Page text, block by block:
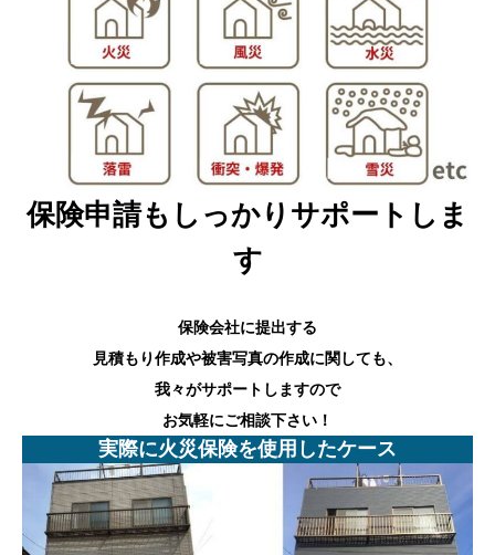
保険申請もしっかりサポートしま
す
保険会社に提出する
見積もり作成や被害写真の作成に関しても、
我々がサポートしますので
お気軽にご相談下さい！
実際に火災保険を使用したケース